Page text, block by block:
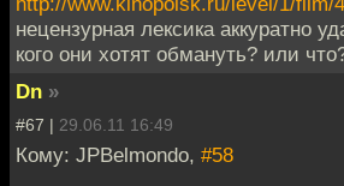
нецензурная лексика аккуратно
кого они хотят обмануть? или
Dn »
#67 | 29.06.11 16:49
Кому: JPBelmondo, #58